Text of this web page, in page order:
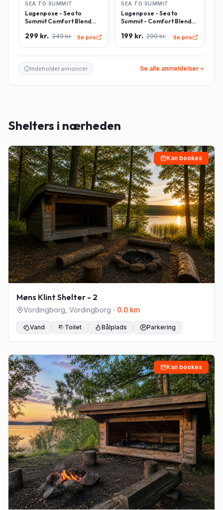
SEA TO SUMMIT
Lagenpose - Sea to
Summit Comfort Blend
pudeindlæg -
299 kr. 349 kr. Se pris
SEA TO SUMMIT
Lagenpose - Sea to
Summit - Comfort Blend
Rektangulær - Lyseblå
199 kr. 299 kr. Se pris
Indeholder annoncer Se alle anmeldelser
Shelters i nærheden
Kan bookes
Møns Klint Shelter - 2
Vordingborg Vordingborg · 0.0 km
Vand Toilet Bålplads Parkering
Kan bookes